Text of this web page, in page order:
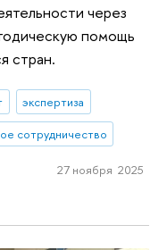
через
помощь
стран.
экспертиза
сотрудничество
27 ноября 2025